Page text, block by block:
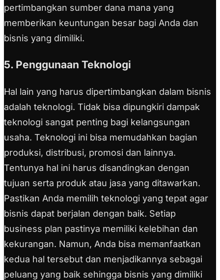
pertimbangkan sumber dana mana yang
memberikan keuntungan besar bagi Anda dan
bisnis yang dimiliki.
5. Penggunaan Teknologi
Hal lain yang harus dipertimbangkan dalam bisnis
adalah teknologi. Tidak bisa dipungkiri dampak
teknologi sangat penting bagi kelangsungan
usaha. Teknologi ini bisa memudahkan bagian
produksi, distribusi, promosi dan lainnya.
Tentunya hal ini harus disandingkan dengan
tujuan serta produk atau jasa yang ditawarkan.
Pastikan Anda memilih teknologi yang tepat agar
bisnis dapat berjalan dengan baik. Setiap
business plan pastinya memiliki kelebihan dan
kekurangan. Namun, Anda bisa memanfaatkan
kedua hal tersebut dan menjadikannya sebagai
peluang yang baik sehingga bisnis yang dimiliki